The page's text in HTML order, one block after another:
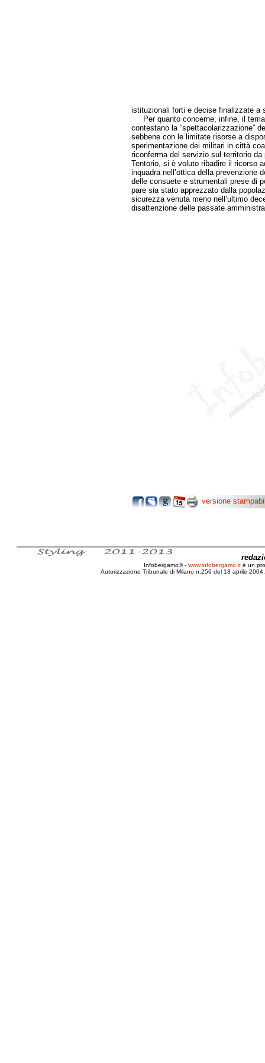
istituzionali forti e decise finalizzate a
Per quanto concerne, infine, il tema
contestano la “spettacolarizzazione”
sebbene con le limitate risorse a
sperimentazione dei militari in città
riconferma del servizio sul territorio
Tentorio, si è voluto ribadire il ricorso
inquadra nell’ottica della prevenzione
delle consuete e strumentali prese di
pare sia stato apprezzato dalla
sicurezza venuta meno nell’ultimo
disattenzione delle passate
versione
Infobergamo® - www.infobergamo.it è un
Autorizzazione Tribunale di Milano n.256 del 13 aprile